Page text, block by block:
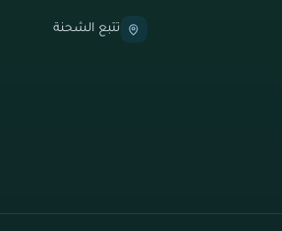
تتبع الشحنة